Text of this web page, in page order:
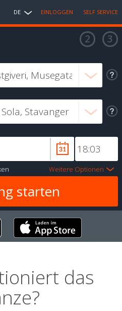
DE EINLOGGEN SELF SERVICE
Weitere Optionen
das